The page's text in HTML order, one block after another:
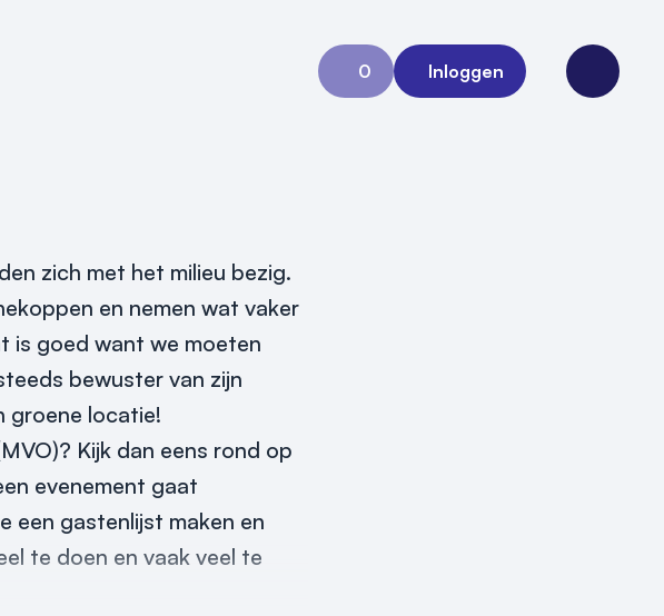
0
Aanvraag 0
Inloggen
Open
zich met het milieu bezig.
en nemen wat vaker
is goed want we moeten
bewuster van zijn
groene locatie!
Kijk dan eens rond op
evenement gaat
een gastenlijst maken en
te doen en vaak veel te